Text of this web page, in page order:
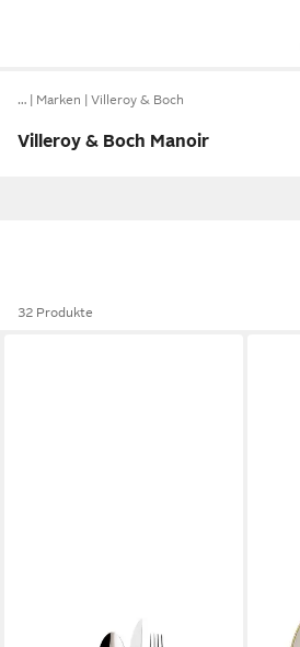
… Marken Villeroy & Boch
Villeroy & Boch Manoir
32 Produkte